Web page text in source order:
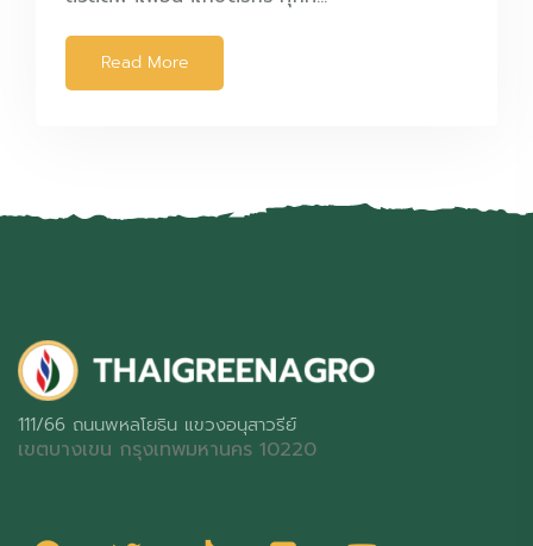
Read More
111/66 ถนนพหลโยธิน แขวงอนุสาวรีย์
เขตบางเขน กรุงเทพมหานคร 10220